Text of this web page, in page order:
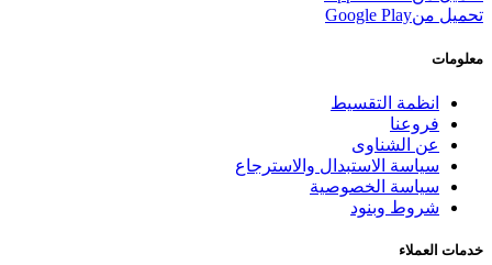
تحميل منGoogle Play
معلومات
انظمة التقسيط
فروعنا
عن الشناوى
سياسة الاستبدال والاسترجاع
سياسة الخصوصية
شروط وبنود
خدمات العملاء